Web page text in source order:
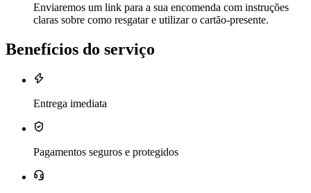
Enviaremos um link para a sua encomenda com instruções
claras sobre como resgatar e utilizar o cartão-presente.
Benefícios do serviço
Entrega imediata
Pagamentos seguros e protegidos